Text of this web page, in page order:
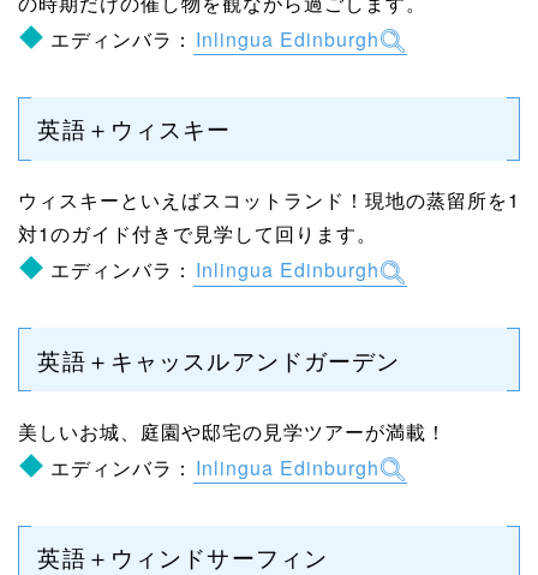
エディンバラ： Inlingua Edinburgh
英語＋ウィスキー
ウィスキーといえばスコットランド！現地の蒸留所を1
対1のガイド付きで見学して回ります。
エディンバラ： Inlingua Edinburgh
英語＋キャッスルアンドガーデン
美しいお城、庭園や邸宅の見学ツアーが満載！
エディンバラ： Inlingua Edinburgh
英語＋ウィンドサーフィン